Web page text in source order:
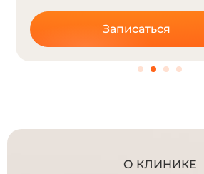
Записаться
О КЛИНИКЕ